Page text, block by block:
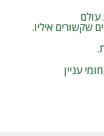
עולם
שקשורים איליו.
עניין